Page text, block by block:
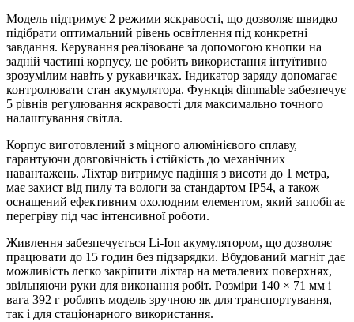
Модель підтримує 2 режими яскравості, що дозволяє швидко
підібрати оптимальний рівень освітлення під конкретні
завдання. Керування реалізоване за допомогою кнопки на
задній частині корпусу, це робить використання інтуїтивно
зрозумілим навіть у рукавичках. Індикатор заряду допомагає
контролювати стан акумулятора. Функція dimmable забезпечує
5 рівнів регулювання яскравості для максимально точного
налаштування світла.
Корпус виготовлений з міцного алюмінієвого сплаву,
гарантуючи довговічність і стійкість до механічних
навантажень. Ліхтар витримує падіння з висоти до 1 метра,
має захист від пилу та вологи за стандартом IP54, а також
оснащений ефективним охолодним елементом, який запобігає
перегріву під час інтенсивної роботи.
Живлення забезпечується Li-Ion акумулятором, що дозволяє
працювати до 15 годин без підзарядки. Вбудований магніт дає
можливість легко закріпити ліхтар на металевих поверхнях,
звільняючи руки для виконання робіт. Розміри 140 × 71 мм і
вага 392 г роблять модель зручною як для транспортування,
так і для стаціонарного використання.